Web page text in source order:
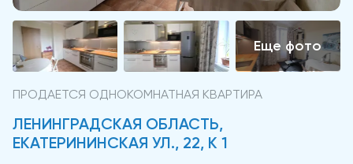
ПРОДАЕТСЯ ОДНОКОМНАТНАЯ КВАРТИРА
ЛЕНИНГРАДСКАЯ ОБЛАСТЬ,
ЕКАТЕРИНИНСКАЯ УЛ., 22, К 1